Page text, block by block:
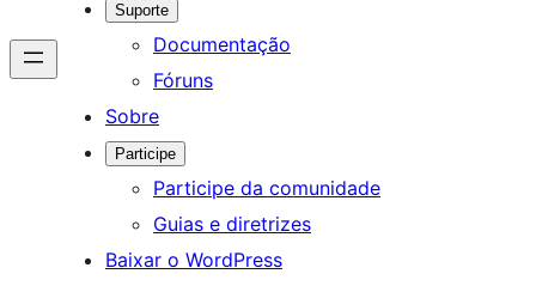
Suporte
Documentação
Fóruns
Sobre
Participe
Participe da comunidade
Guias e diretrizes
Baixar o WordPress